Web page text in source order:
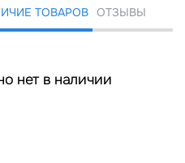
ТОВАРОВ ОТЗЫВЫ
нет в наличии